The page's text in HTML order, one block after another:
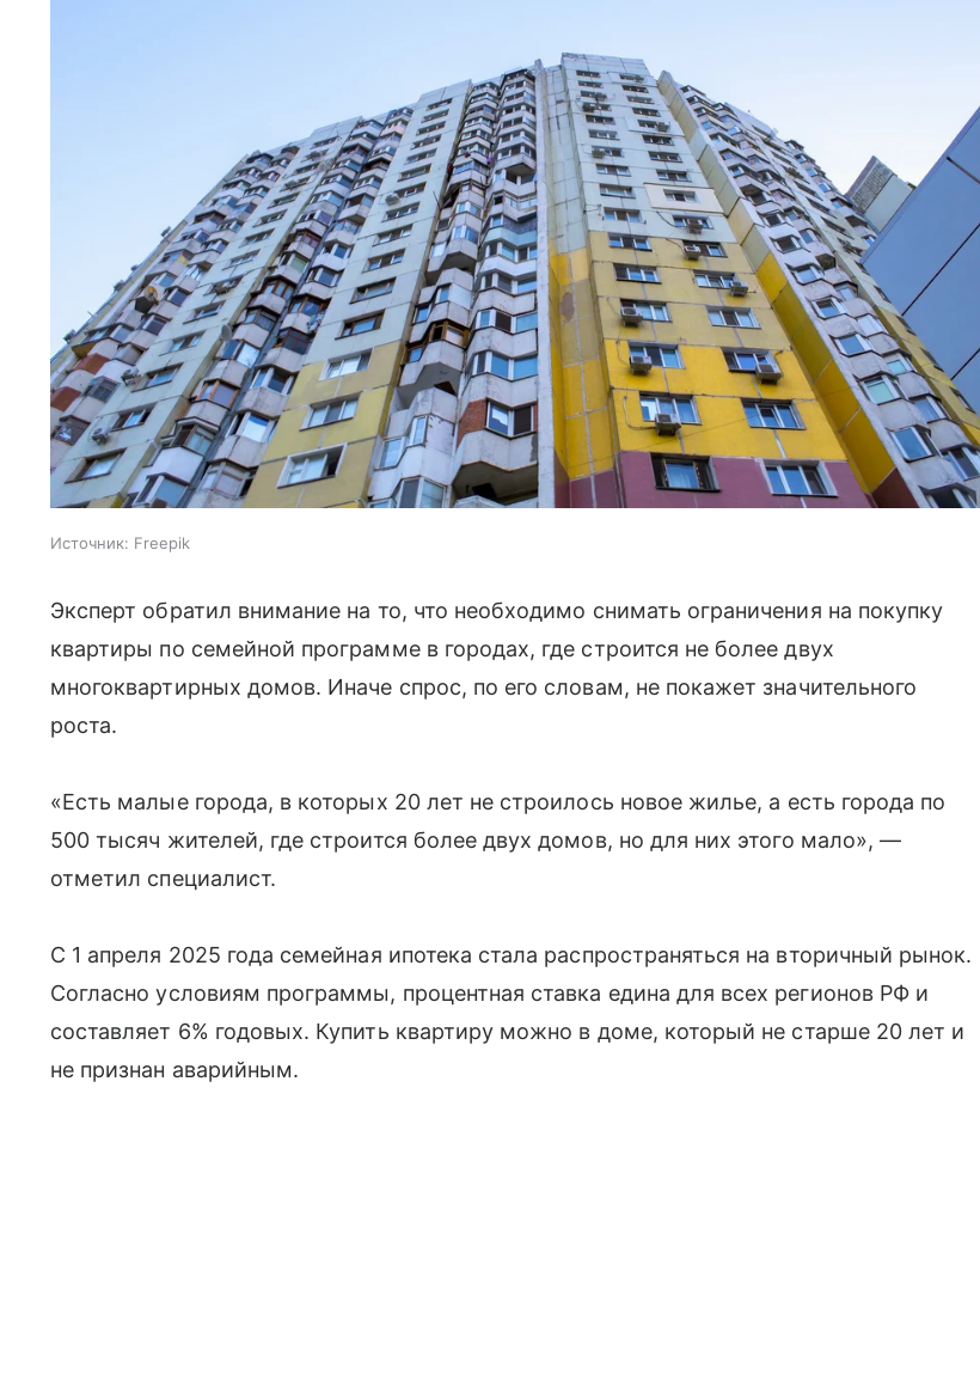
Источник: Freepik
Эксперт обратил внимание на то, что необходимо снимать ограничения на покупку
квартиры по семейной программе в городах, где строится не более двух
многоквартирных домов. Иначе спрос, по его словам, не покажет значительного
роста.
«Есть малые города, в которых 20 лет не строилось новое жилье, а есть города по
500 тысяч жителей, где строится более двух домов, но для них этого мало», —
отметил специалист.
С 1 апреля 2025 года семейная ипотека стала распространяться на вторичный рынок.
Согласно условиям программы, процентная ставка едина для всех регионов РФ и
составляет 6% годовых. Купить квартиру можно в доме, который не старше 20 лет и
не признан аварийным.